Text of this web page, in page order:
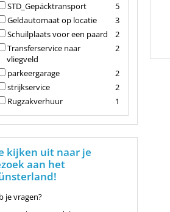
5
STD_Gepäcktransport
3
Geldautomaat op locatie
2
Schuilplaats voor een paard
2
Transferservice naar
vliegveld
2
parkeergarage
2
strijkservice
1
Rugzakverhuur
kijken uit naar je
aan het
je vragen?